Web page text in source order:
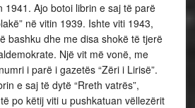
1941. Ajo botoi librin e saj të parë
në vitin 1939. Ishte viti 1943,
bashku dhe me disa shokë të tjerë
Një vit më vonë, me
i parë i gazetës “Zëri i Lirisë”.
e saj të dytë “Rreth vatrës”,
po këtij viti u pushkatuan vëllezërit